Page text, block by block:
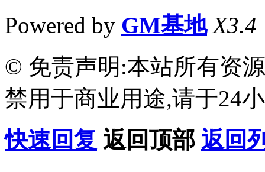
Powered by GM基地 X3.4
© 免责声明:本站所有资
禁用于商业用途,请于24
快速回复 返回顶部 返回